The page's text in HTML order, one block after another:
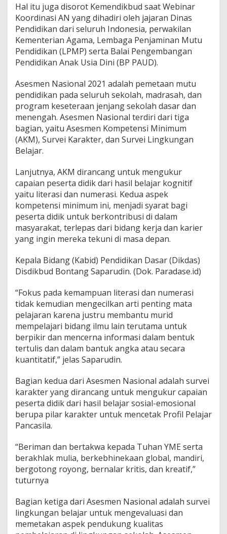
Hal itu juga disorot Kemendikbud saat Webinar
Koordinasi AN yang dihadiri oleh jajaran Dinas
Pendidikan dari seluruh Indonesia, perwakilan
Kementerian Agama, Lembaga Penjaminan Mutu
Pendidikan (LPMP) serta Balai Pengembangan
Pendidikan Anak Usia Dini (BP PAUD).
Asesmen Nasional 2021 adalah pemetaan mutu
pendidikan pada seluruh sekolah, madrasah, dan
program keseteraan jenjang sekolah dasar dan
menengah. Asesmen Nasional terdiri dari tiga
bagian, yaitu Asesmen Kompetensi Minimum
(AKM), Survei Karakter, dan Survei Lingkungan
Belajar.
Lanjutnya, AKM dirancang untuk mengukur
capaian peserta didik dari hasil belajar kognitif
yaitu literasi dan numerasi. Kedua aspek
kompetensi minimum ini, menjadi syarat bagi
peserta didik untuk berkontribusi di dalam
masyarakat, terlepas dari bidang kerja dan karier
yang ingin mereka tekuni di masa depan.
Kepala Bidang (Kabid) Pendidikan Dasar (Dikdas)
Disdikbud Bontang Saparudin. (Dok. Paradase.id)
“Fokus pada kemampuan literasi dan numerasi
tidak kemudian mengecilkan arti penting mata
pelajaran karena justru membantu murid
mempelajari bidang ilmu lain terutama untuk
berpikir dan mencerna informasi dalam bentuk
tertulis dan dalam bantuk angka atau secara
kuantitatif,” jelas Saparudin.
Bagian kedua dari Asesmen Nasional adalah survei
karakter yang dirancang untuk mengukur capaian
peserta didik dari hasil belajar sosial-emosional
berupa pilar karakter untuk mencetak Profil Pelajar
Pancasila.
“Beriman dan bertakwa kepada Tuhan YME serta
berakhlak mulia, berkebhinekaan global, mandiri,
bergotong royong, bernalar kritis, dan kreatif,”
tuturnya
Bagian ketiga dari Asesmen Nasional adalah survei
lingkungan belajar untuk mengevaluasi dan
memetakan aspek pendukung kualitas